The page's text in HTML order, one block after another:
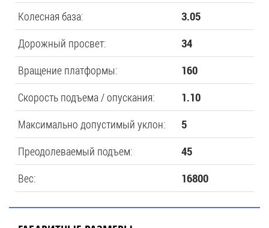
Колесная база: 3.05
Дорожный просвет: 34
Вращение платформы: 160
Скорость подъема / опускания: 1.10
Максимально допустимый уклон: 5
Преодолеваемый подъем: 45
Вес: 16800